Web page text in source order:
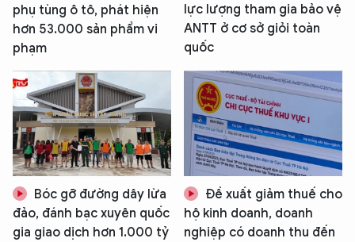
phụ tùng ô tô, phát hiện
hơn 53.000 sản phẩm vi
phạm
lực lượng tham gia bảo vệ
ANTT ở cơ sở giỏi toàn
quốc
Bóc gỡ đường dây lừa
đảo, đánh bạc xuyên quốc
gia giao dịch hơn 1.000 tỷ
Đề xuất giảm thuế cho
hộ kinh doanh, doanh
nghiệp có doanh thu đến
XIN CHÀO,
TÔI LÀ CHATBOT CỦA
Hãy hỏi tôi bất kỳ điều gì bạn cần biết về
An Ninh Thủ Đô nhé. Tôi sẵn sàng hỗ trợ!